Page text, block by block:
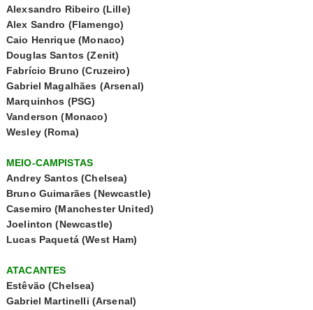
Alexsandro Ribeiro (Lille)
Alex Sandro (Flamengo)
Caio Henrique (Monaco)
Douglas Santos (Zenit)
Fabrício Bruno (Cruzeiro)
Gabriel Magalhães (Arsenal)
Marquinhos (PSG)
Vanderson (Monaco)
Wesley (Roma)
MEIO-CAMPISTAS
Andrey Santos (Chelsea)
Bruno Guimarães (Newcastle)
Casemiro (Manchester United)
Joelinton (Newcastle)
Lucas Paquetá (West Ham)
ATACANTES
Estêvão (Chelsea)
Gabriel Martinelli (Arsenal)